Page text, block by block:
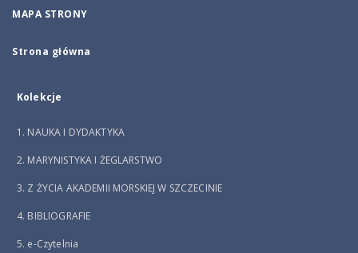
MAPA STRONY
Strona główna
Kolekcje
1. NAUKA I DYDAKTYKA
2. MARYNISTYKA I ŻEGLARSTWO
3. Z ŻYCIA AKADEMII MORSKIEJ W SZCZECINIE
4. BIBLIOGRAFIE
5. e-Czytelnia